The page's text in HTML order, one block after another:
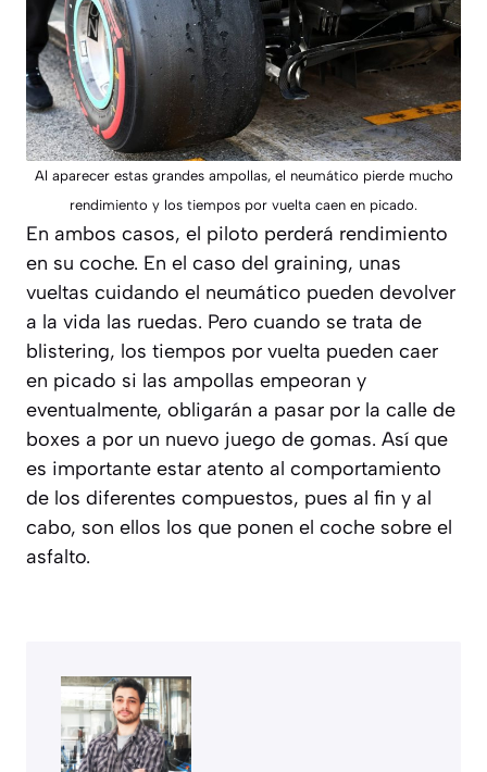
Al aparecer estas grandes ampollas, el neumático pierde mucho
rendimiento y los tiempos por vuelta caen en picado.
En ambos casos, el piloto perderá rendimiento
en su coche. En el caso del graining, unas
vueltas cuidando el neumático pueden devolver
a la vida las ruedas. Pero cuando se trata de
blistering, los tiempos por vuelta pueden caer
en picado si las ampollas empeoran y
eventualmente, obligarán a pasar por la calle de
boxes a por un nuevo juego de gomas. Así que
es importante estar atento al comportamiento
de los diferentes compuestos, pues al fin y al
cabo, son ellos los que ponen el coche sobre el
asfalto.